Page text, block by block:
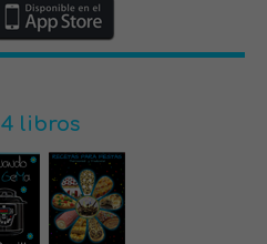
4 libros